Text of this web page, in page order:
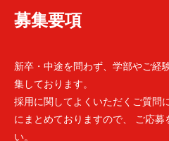
募集要項
新卒・中途を問わず、学部やご経
集しております。
採用に関してよくいただくご質問
にまとめておりますので、 ご応募
い。